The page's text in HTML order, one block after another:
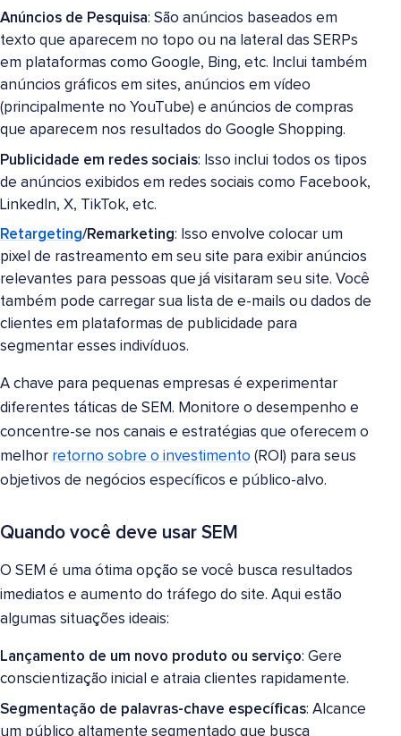
Anúncios de Pesquisa: São anúncios baseados em
texto que aparecem no topo ou na lateral das SERPs
em plataformas como Google, Bing, etc. Inclui também
anúncios gráficos em sites, anúncios em vídeo
(principalmente no YouTube) e anúncios de compras
que aparecem nos resultados do Google Shopping.
Publicidade em redes sociais: Isso inclui todos os tipos
de anúncios exibidos em redes sociais como Facebook,
LinkedIn, X, TikTok, etc.
Retargeting/Remarketing: Isso envolve colocar um
pixel de rastreamento em seu site para exibir anúncios
relevantes para pessoas que já visitaram seu site. Você
também pode carregar sua lista de e-mails ou dados de
clientes em plataformas de publicidade para
segmentar esses indivíduos.
A chave para pequenas empresas é experimentar
diferentes táticas de SEM. Monitore o desempenho e
concentre-se nos canais e estratégias que oferecem o
melhor retorno sobre o investimento (ROI) para seus
objetivos de negócios específicos e público-alvo.
Quando você deve usar SEM
O SEM é uma ótima opção se você busca resultados
imediatos e aumento do tráfego do site. Aqui estão
algumas situações ideais:
Lançamento de um novo produto ou serviço: Gere
conscientização inicial e atraia clientes rapidamente.
Segmentação de palavras-chave específicas: Alcance
um público altamente segmentado que busca